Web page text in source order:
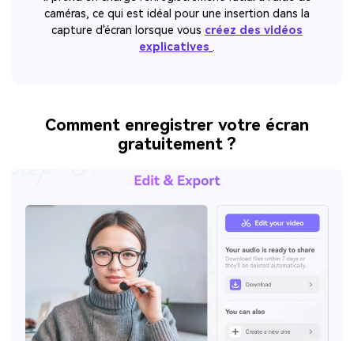
caméras, ce qui est idéal pour une insertion dans la
capture d'écran lorsque vous créez des vidéos
explicatives .
Comment enregistrer votre écran
gratuitement ?